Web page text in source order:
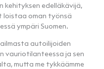
kehityksen edelläkävijä,
oman työnsä
ympäri Suomen.
autoilijoiden
vauriotilanteessa ja sen
mutta me tykkäämme